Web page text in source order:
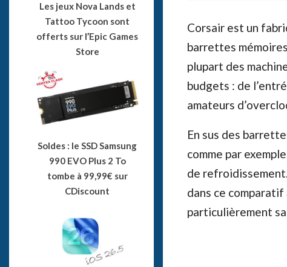
Corsair est un
barrettes
plupart des
budgets : de
amateurs
En sus des
comme par
de
dans ce
particulièrement
Les jeux Nova Lands et
Tattoo Tycoon sont
offerts sur l’Epic Games
Store
Soldes : le SSD Samsung
990 EVO Plus 2 To
tombe à 99,99€ sur
CDiscount